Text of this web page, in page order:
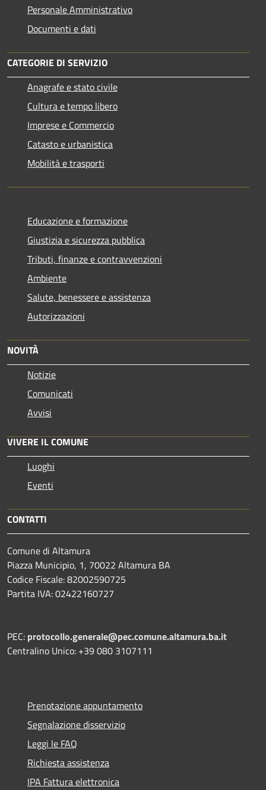
Personale Amministrativo
Documenti e dati
CATEGORIE DI SERVIZIO
Anagrafe e stato civile
Cultura e tempo libero
Imprese e Commercio
Catasto e urbanistica
Mobilità e trasporti
Educazione e formazione
Giustizia e sicurezza pubblica
Tributi, finanze e contravvenzioni
Ambiente
Salute, benessere e assistenza
Autorizzazioni
NOVITÀ
Notizie
Comunicati
Avvisi
VIVERE IL COMUNE
Luoghi
Eventi
CONTATTI
Comune di Altamura
Piazza Municipio, 1, 70022 Altamura BA
Codice Fiscale: 82002590725
Partita IVA: 02422160727
PEC: protocollo.generale@pec.comune.altamura.ba.it
Centralino Unico: +39 080 3107111
Prenotazione appuntamento
Segnalazione disservizio
Leggi le FAQ
Richiesta assistenza
IPA Fattura elettronica